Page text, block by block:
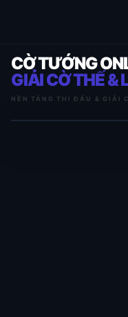
CỜ TƯỚNG
GIẢI CỜ THẾ &
NỀN TẢNG THI ĐẤU & GIẢI